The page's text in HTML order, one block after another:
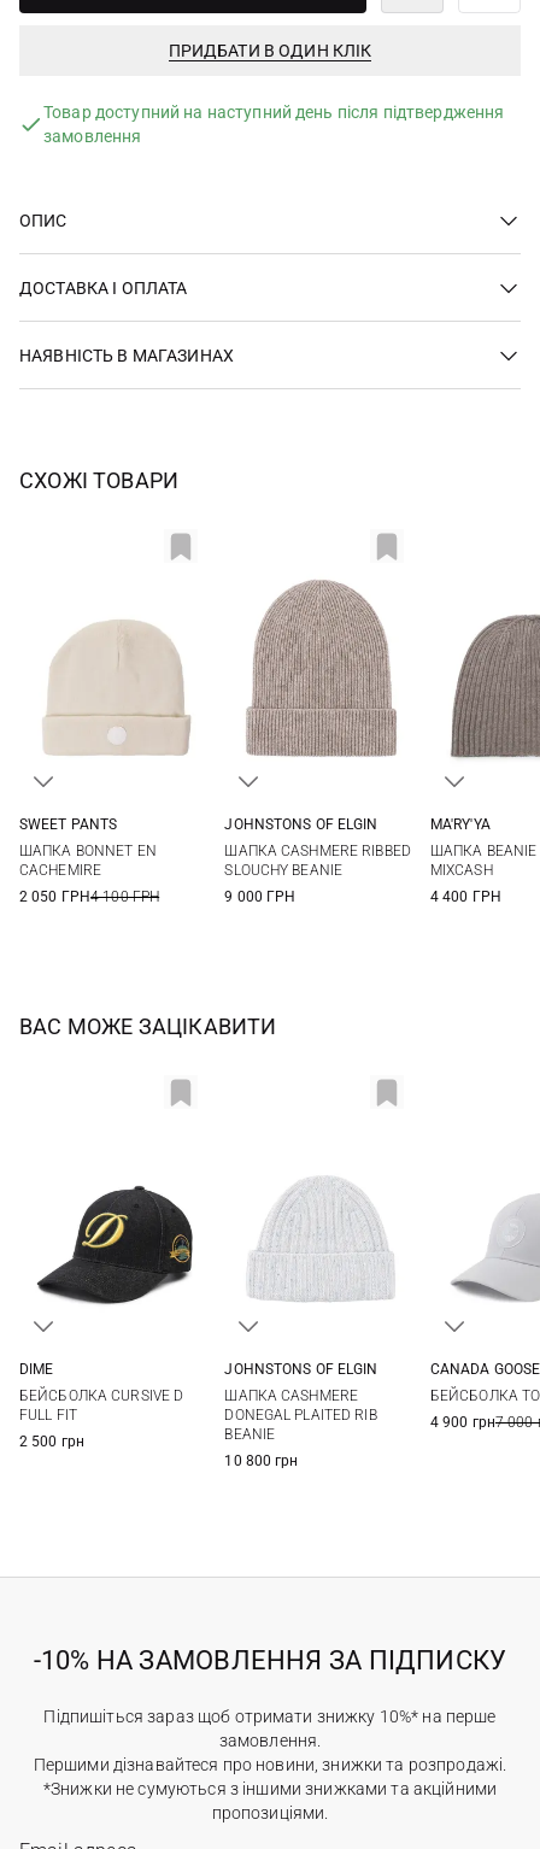
ПРИДБАТИ В ОДИН КЛІК
Товар доступний на наступний день після підтвердження
замовлення
ОПИС
ДОСТАВКА І ОПЛАТА
НАЯВНІСТЬ В МАГАЗИНАХ
СХОЖІ ТОВАРИ
SWEET PANTS
ШАПКА BONNET EN
CACHEMIRE
2 050 ГРН4 100 ГРН
JOHNSTONS OF ELGIN
ШАПКА CASHMERE RIBBED
SLOUCHY BEANIE
9 000 ГРН
MA'RY'YA
ШАПКА BEANIE
MIXCASH
4 400 ГРН
ВАС МОЖЕ ЗАЦІКАВИТИ
DIME
БЕЙСБОЛКА CURSIVE D
FULL FIT
2 500 грн
JOHNSTONS OF ELGIN
ШАПКА CASHMERE
DONEGAL PLAITED RIB
BEANIE
10 800 грн
CANADA GOOSE
БЕЙСБОЛКА
4 900 грн7 000
-10% НА ЗАМОВЛЕННЯ ЗА ПІДПИСКУ
Підпишіться зараз щоб отримати знижку 10%* на перше
замовлення.
Першими дізнавайтеся про новини, знижки та розпродажі.
*Знижки не сумуються з іншими знижками та акційними
пропозиціями.